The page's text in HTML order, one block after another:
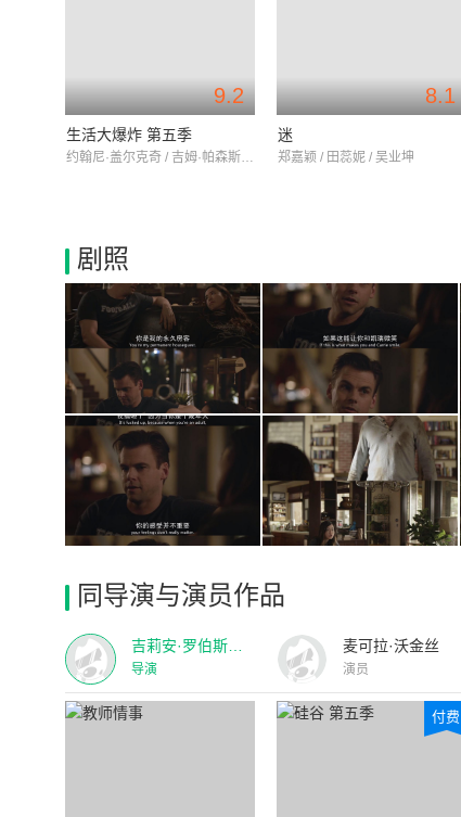
9.2
生活大爆炸 第五季
约翰尼·盖尔克奇 / 吉姆·帕森斯 / 凯莉·库柯
8.1
迷
郑嘉颖 / 田蕊妮 / 吴业坤
剧照
同导演与演员作品
导演
麦可拉·沃金丝
演员
付费